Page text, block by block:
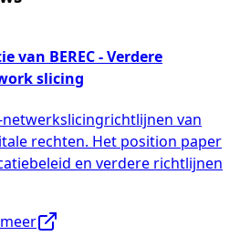
van BEREC - Verdere
slicing
netwerkslicingrichtlijnen van
rechten. Het position paper
en verdere richtlijnen